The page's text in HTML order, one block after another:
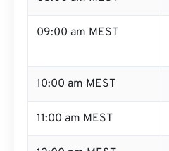
09:00 am MEST
10:00 am MEST
11:00 am MEST